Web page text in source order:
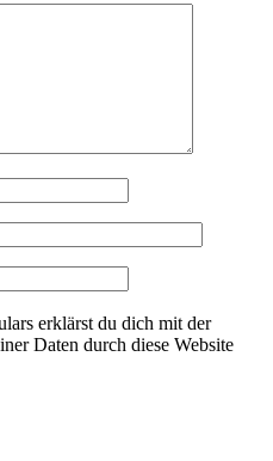
erklärst du dich mit der
Daten durch diese Website